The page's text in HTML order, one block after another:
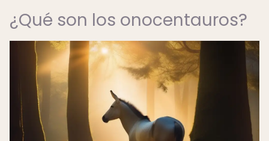
¿Qué son los onocentauros?